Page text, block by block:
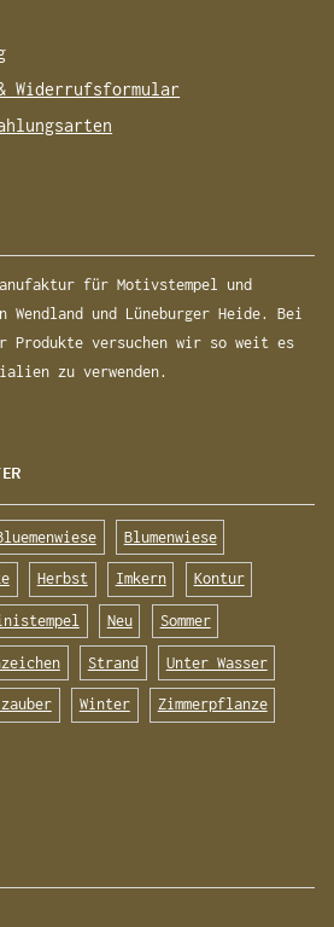
Widerrufsformular
für Motivstempel und
Wendland und Lüneburger Heide. Bei
Produkte versuchen wir so weit es
zu verwenden.
Blumenwiese
Herbst Imkern Kontur
Neu Sommer
Strand Unter Wasser
Winter Zimmerpflanze